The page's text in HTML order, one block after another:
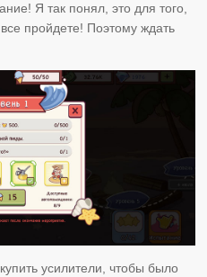
Я так понял, это для того,
пройдете! Поэтому ждать
усилители, чтобы было